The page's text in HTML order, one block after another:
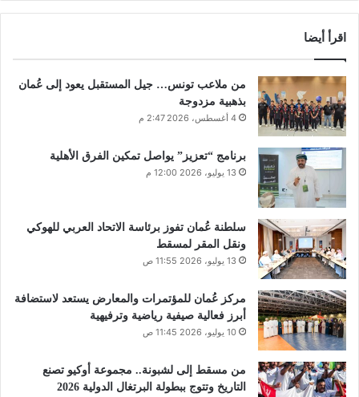
اقرأ أيضا
من ملاعب تونس… جيل المستقبل يعود إلى عُمان
بذهبية مزدوجة
4 أغسطس، 2026 2:47 م
برنامج “تعزيز” يواصل تمكين الفرق الأهلية
13 يوليو، 2026 12:00 م
سلطنة عُمان تفوز برئاسة الاتحاد العربي للهوكي
ونقل المقر لمسقط
13 يوليو، 2026 11:55 ص
مركز عُمان للمؤتمرات والمعارض يستعد لاستضافة
أبرز فعالية صيفية رياضية وترفيهية
10 يوليو، 2026 11:45 ص
من مسقط إلى لشبونة.. مجموعة أوكيو تصنع
التاريخ وتتوج ببطولة البرتغال الدولية 2026